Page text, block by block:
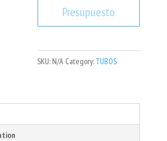
Presupuesto
SKU: N/A Category:TUBOS